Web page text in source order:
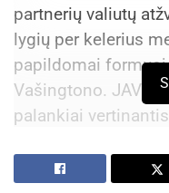
partnerių valiutų
lygių per kelerius
papildomai
Vašingtono. JAV
palankiai
kad spaudimas